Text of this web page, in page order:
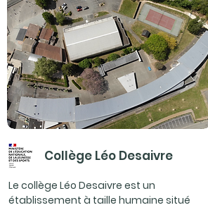
Collège Léo Desaivre
Le collège Léo Desaivre est un
établissement à taille humaine situé